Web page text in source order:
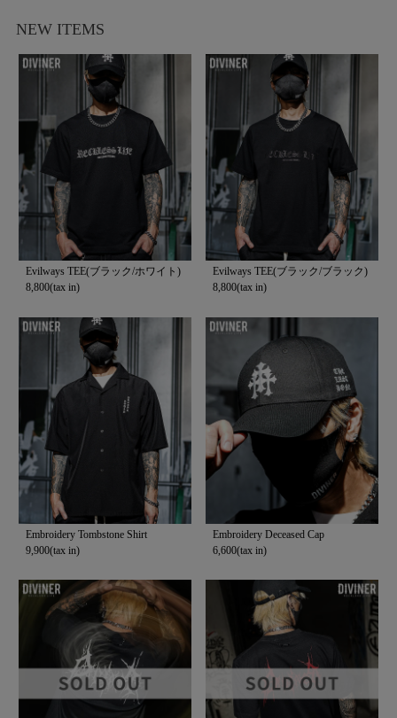
NEW ITEMS
Evilways TEE(ブラック/ホワイト)
8,800(tax in)
Evilways TEE(ブラック/ブラック)
8,800(tax in)
Embroidery Tombstone Shirt
9,900(tax in)
Embroidery Deceased Cap
6,600(tax in)